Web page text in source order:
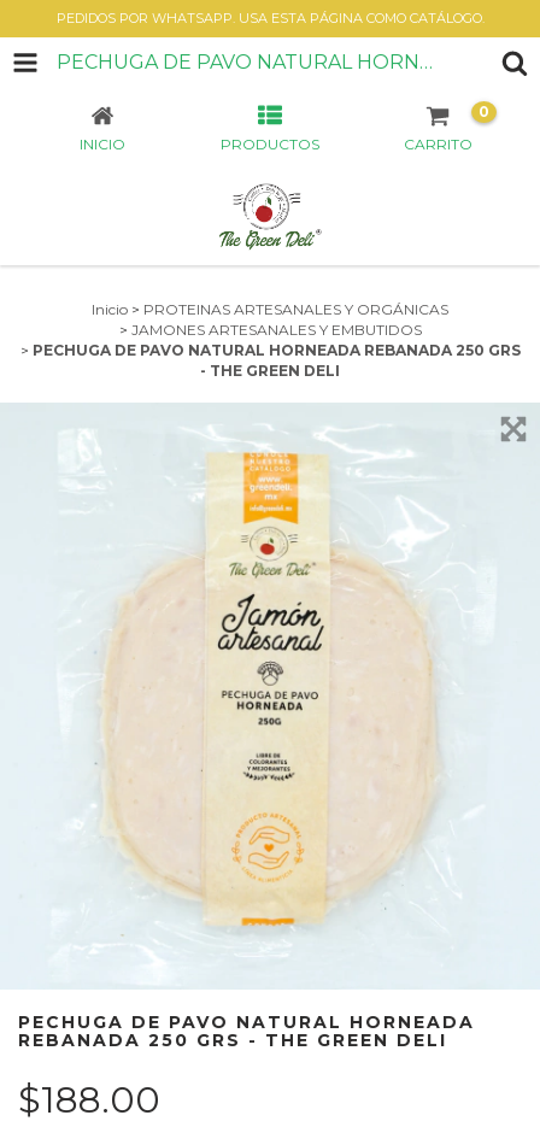
PEDIDOS POR WHATSAPP. USA ESTA PÁGINA COMO CATÁLOGO.
PECHUGA DE PAVO NATURAL HORNEADA REBANADA 250 GRS - THE GREEN DELI
INICIO PRODUCTOS CARRITO
0
Inicio > PROTEINAS ARTESANALES Y ORGÁNICAS
> JAMONES ARTESANALES Y EMBUTIDOS
> PECHUGA DE PAVO NATURAL HORNEADA REBANADA 250 GRS
- THE GREEN DELI
PECHUGA DE PAVO NATURAL HORNEADA
REBANADA 250 GRS - THE GREEN DELI
$188.00